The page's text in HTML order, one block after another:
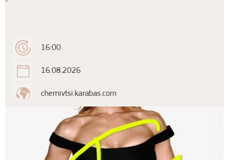
16:00
16.08.2026
chernivtsi.karabas.com